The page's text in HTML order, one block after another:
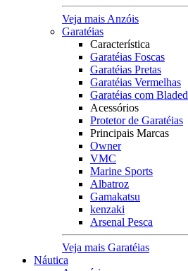
Veja mais Anzóis
Garatéias
Característica
Garatéias Foscas
Garatéias Pretas
Garatéias Vermelhas
Garatéias com Bladed
Acessórios
Protetor de Garatéias
Principais Marcas
Owner
VMC
Marine Sports
Albatroz
Gamakatsu
kenzaki
Arsenal Pesca
Veja mais Garatéias
Náutica